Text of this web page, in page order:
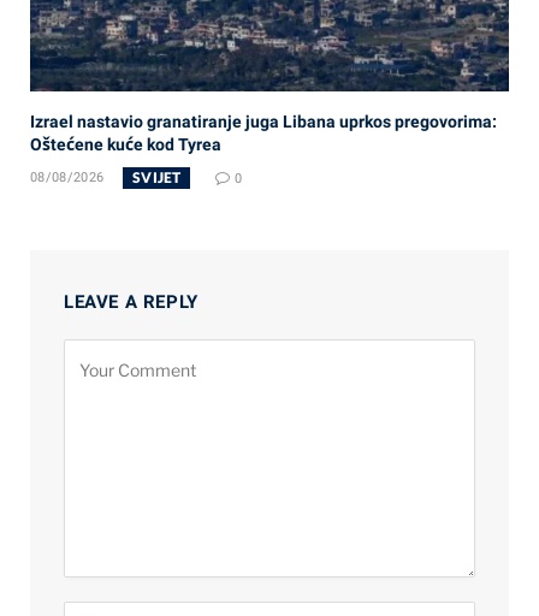
Izrael nastavio granatiranje juga Libana uprkos pregovorima:
Oštećene kuće kod Tyrea
08/08/2026 SVIJET 0
LEAVE A REPLY